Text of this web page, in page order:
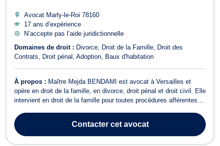
Avocat Marly-le-Roi 78160
17 ans d’expérience
N’accepte pas l’aide juridictionnelle
Domaines de droit : Divorce Droit de la Famille
Droit des
Contrats
Droit pénal Adoption Baux d'habitation
À propos : Maître Mejda BENDAMI est avocat à Versailles et
opère en droit de la famille, en divorce, droit pénal et droit civil. Elle
intervient en droit de la famille pour toutes procédures afférentes
au choix de la résidence des enfants, PACS, tutelle, séparation, à
la...
Contactercet avocat